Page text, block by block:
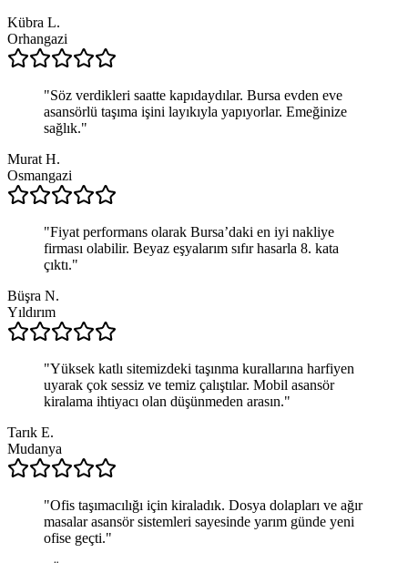
Kübra L.
Orhangazi
"Söz verdikleri saatte kapıdaydılar. Bursa evden eve
asansörlü taşıma işini layıkıyla yapıyorlar. Emeğinize
sağlık."
Murat H.
Osmangazi
"Fiyat performans olarak Bursa’daki en iyi nakliye
firması olabilir. Beyaz eşyalarım sıfır hasarla 8. kata
çıktı."
Büşra N.
Yıldırım
"Yüksek katlı sitemizdeki taşınma kurallarına harfiyen
uyarak çok sessiz ve temiz çalıştılar. Mobil asansör
kiralama ihtiyacı olan düşünmeden arasın."
Tarık E.
Mudanya
"Ofis taşımacılığı için kiraladık. Dosya dolapları ve ağır
masalar asansör sistemleri sayesinde yarım günde yeni
ofise geçti."